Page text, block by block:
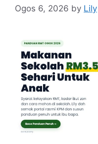
Ogos 6, 2026 by Lily